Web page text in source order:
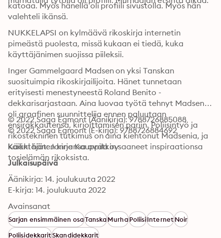
katoaa. Myös hänellä oli profiili sivustolla. Myös hän
valehteli ikänsä.
NUKKELAPSI on kylmäävä rikoskirja internetin
pimeästä puolesta, missä kukaan ei tiedä, kuka
Inger Gammelgaard Madsen on yksi Tanskan
suosituimpia rikoskirjailijoita. Hänet tunnetaan
erityisesti menestyneestä Roland Benito -
dekkarisarjastaan. Aina luovaa työtä tehnyt Madsen
oli graafinen suunnittelija ennen paluutaan
ensirakkautensa, kirjoittamisen pariin. Poliisintyö ja
rikostekninen tutkimus on aina kiehtonut Madsenia, ja
kaikki hänen kirjansa ovatkin saaneet inspiraationsa
tosielämän rikoksista.
© 2022 Saga Egmont (Äänikirja): 9788726885088
© 2022 Saga Egmont (E-kirja): 9788726884692
Kääntäjät: Janne Kauppila oy
Julkaisupäivä
Äänikirja: 14. joulukuuta 2022
E-kirja: 14. joulukuuta 2022
Avainsanat
Sarjan ensimmäinen osaTanskaMurhaPoliisiInternetNoir
PoliisidekkaritSkandidekkarit